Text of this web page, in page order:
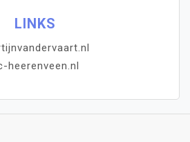
LINKS
heerenveen.nl